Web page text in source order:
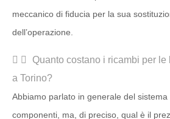
meccanico di fiducia per la sua
dell’operazione.
Quanto costano i ricambi per
a Torino?
Abbiamo parlato in generale del
componenti, ma, di preciso, qual è il